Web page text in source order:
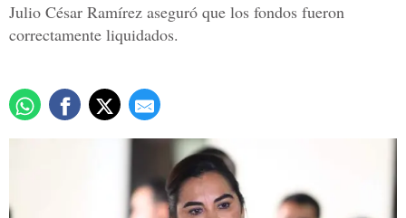
Julio César Ramírez aseguró que los fondos fueron
correctamente liquidados.